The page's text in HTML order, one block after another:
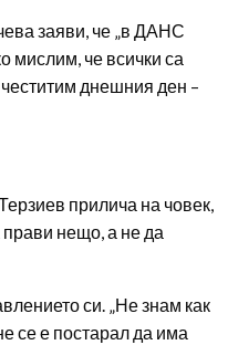
заяви, че „в ДАНС
мислим, че всички са
днешния ден –
прилича на човек,
прави нещо, а не да
си. „Не знам как
се е постарал да има